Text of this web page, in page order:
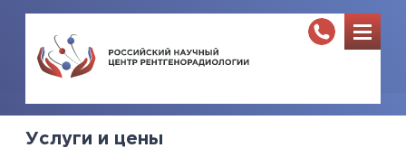
Услуги и цены